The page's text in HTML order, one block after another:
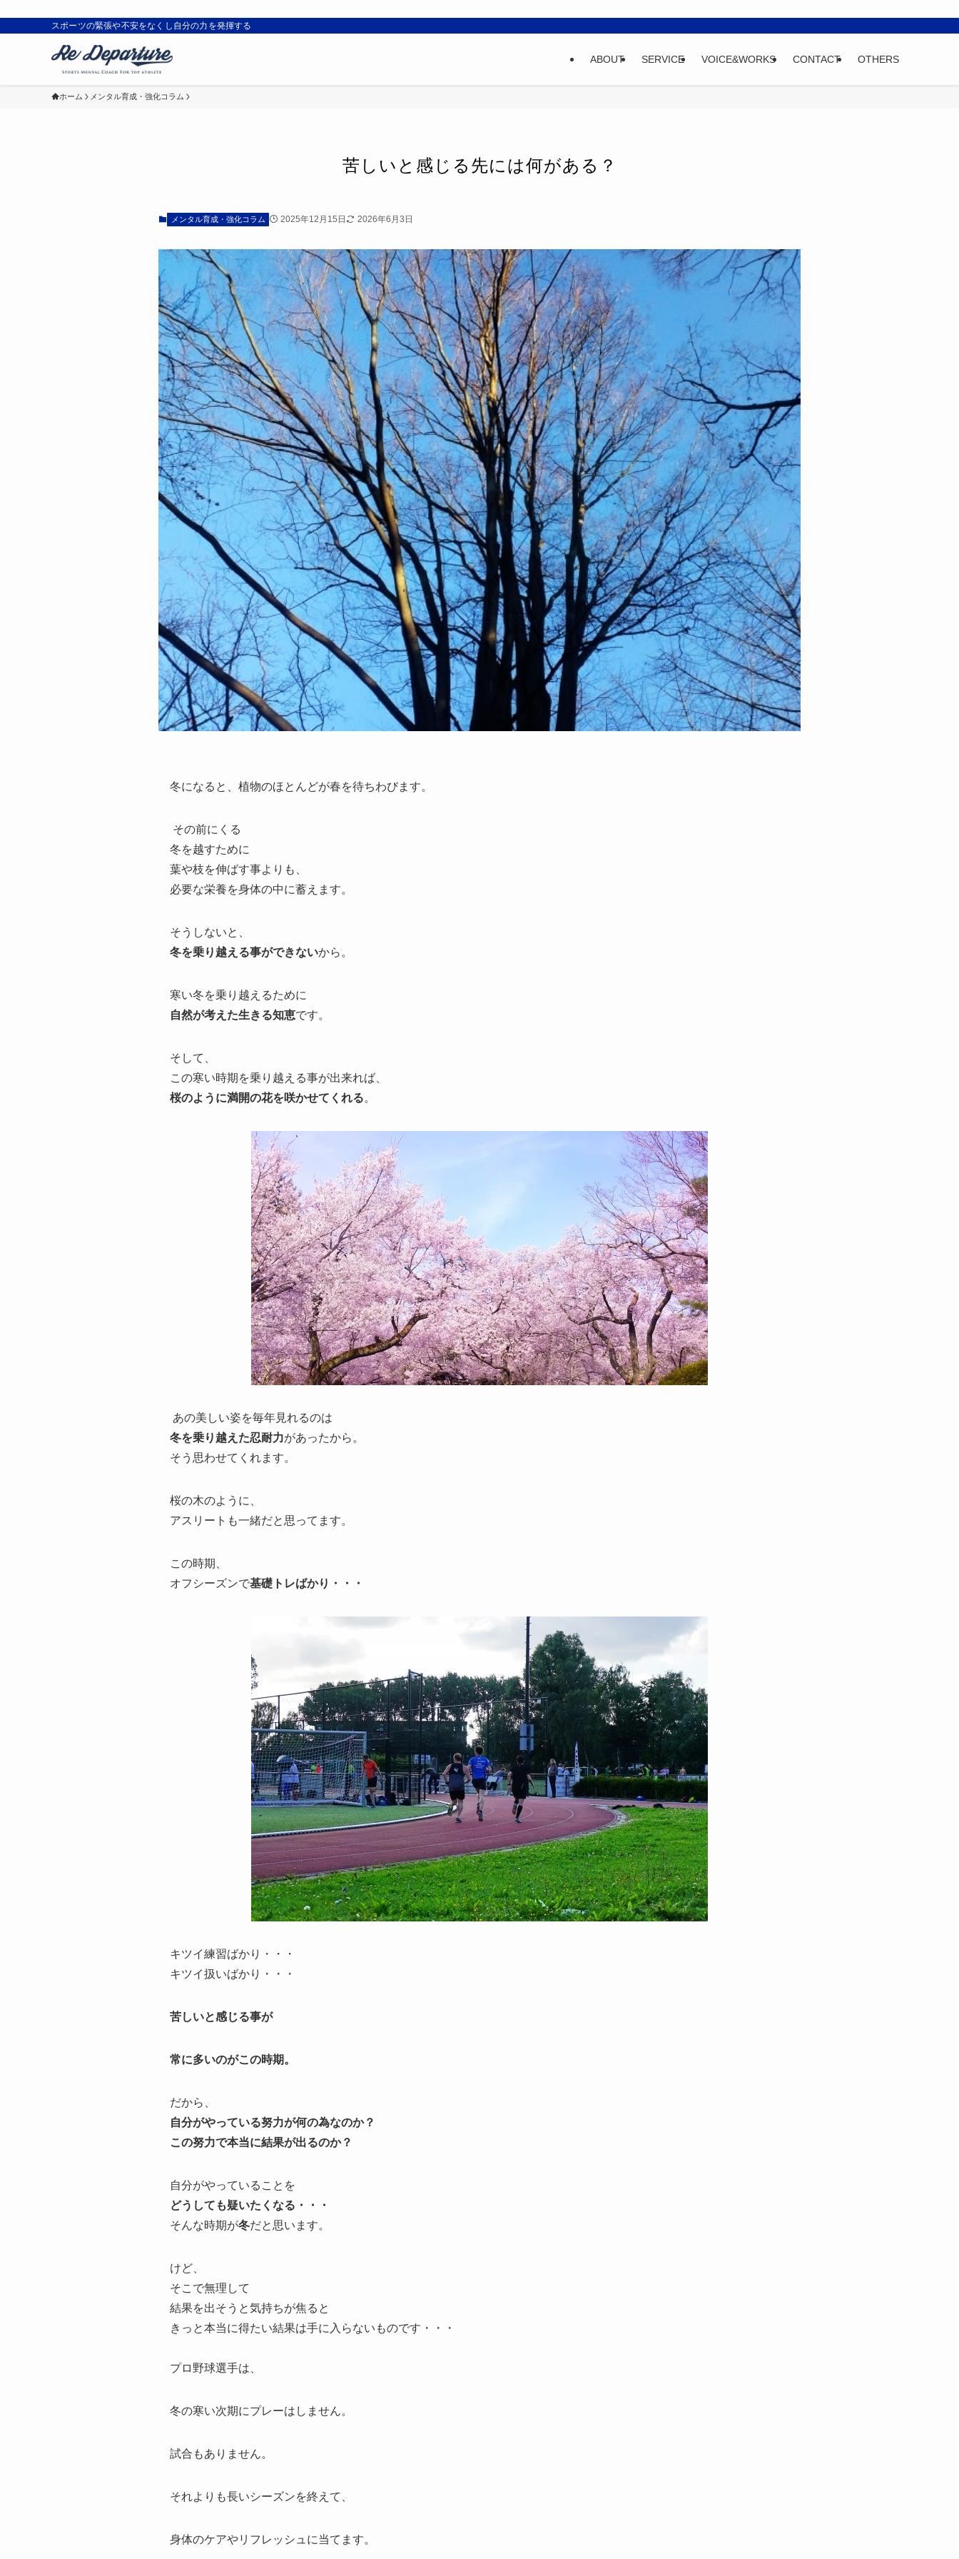
スポーツの緊張や不安をなくし自分の力を発揮する
ABOUT SERVICE VOICE&WORKS CONTACT OTHERS
ホーム メンタル育成・強化コラム
苦しいと感じる先には何がある？
メンタル育成・強化コラム 2025年12月15日 2026年6月3日
冬になると、植物のほとんどが春を待ちわびます。
その前にくる
冬を越すために
葉や枝を伸ばす事よりも、
必要な栄養を身体の中に蓄えます。
そうしないと、
冬を乗り越える事ができないから。
寒い冬を乗り越えるために
自然が考えた生きる知恵です。
そして、
この寒い時期を乗り越える事が出来れば、
桜のように満開の花を咲かせてくれる。
あの美しい姿を毎年見れるのは
冬を乗り越えた忍耐力があったから。
そう思わせてくれます。
桜の木のように、
アスリートも一緒だと思ってます。
この時期、
オフシーズンで基礎トレばかり・・・
キツイ練習ばかり・・・
キツイ扱いばかり・・・
苦しいと感じる事が
常に多いのがこの時期。
だから、
自分がやっている努力が何の為なのか？
この努力で本当に結果が出るのか？
自分がやっていることを
どうしても疑いたくなる・・・
そんな時期が冬だと思います。
けど、
そこで無理して
結果を出そうと気持ちが焦ると
きっと本当に得たい結果は手に入らないものです・・・
プロ野球選手は、
冬の寒い次期にプレーはしません。
試合もありません。
それよりも長いシーズンを終えて、
身体のケアやリフレッシュに当てます。